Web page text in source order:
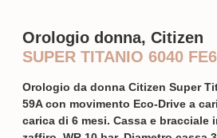
Orologio donna, Citizen
SUPER TITANIO 6040
Orologio da donna Citizen Super
59A con movimento Eco-Drive a
carica di 6 mesi. Cassa e bracciale